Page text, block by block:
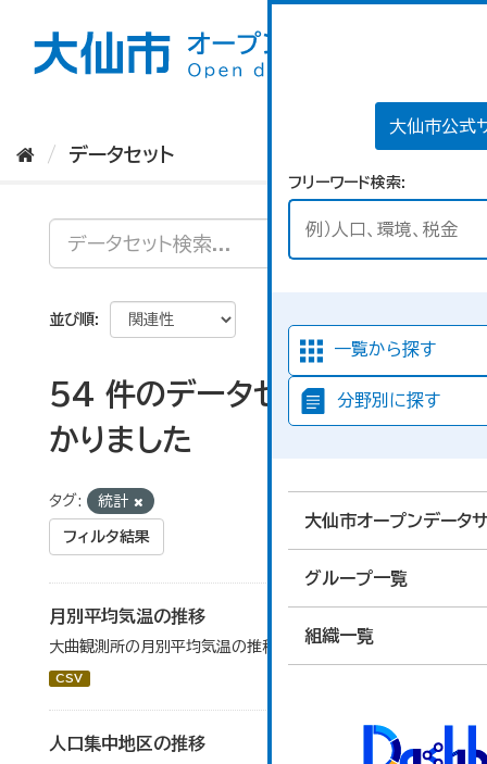
大仙市公式
フリーワード検索
一覧から探す
分野別に探す
大仙市オープンデータ
グループ一覧
組織一覧
データセット
並び順
54 件のデータセットが見つ
かりました
タグ: 統計
フィルタ結果
月別平均気温の推移
大曲観測所の月別平均気温の推移一覧です。
CSV
人口集中地区の推移